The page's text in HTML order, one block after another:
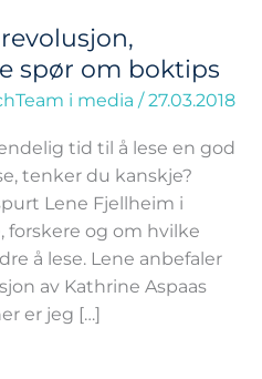
spør om boktips
i media /27.03.2018
tid til å lese en god
tenker du kanskje?
Lene Fjellheim i
forskere og om hvilke
å lese. Lene anbefaler
av Kathrine Aspaas
er jeg […]